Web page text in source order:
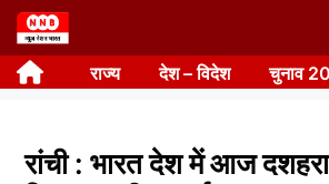
Skip
to
content राज्य देश – विदेश चुनाव
रांची : भारत देश में आज